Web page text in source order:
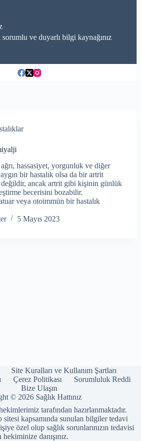
sorumlu ve duyarlı bilgi kaynağınız
hassasiyet, yorgunluk ve diğer
bir hastalık olsa da bir artrit
ancak artrit gibi kişinin günlük
becerisini bozabilir.
veya otoimmün bir hastalık
5 Mayıs 2023
Site Kuralları ve Kullanım Şartları
Çerez Politikası
Sorumluluk Reddi
Bize Ulaşın
© 2026 Sağlık Hattınız
hekimlerimiz tarafından hazırlanmaktadır.
kapsamında sunulan bilgiler tedavi
özel olup sağlık sorunlarınızın tedavisi
hekiminize danışınız.